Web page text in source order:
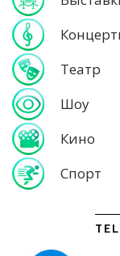
Театр
Шоу
Кино
Спорт